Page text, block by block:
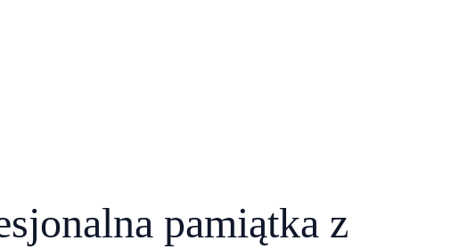
pamiątka z